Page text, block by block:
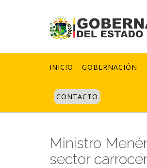
INICIO GOBERNACIÓN
CONTACTO
Ministro
sector